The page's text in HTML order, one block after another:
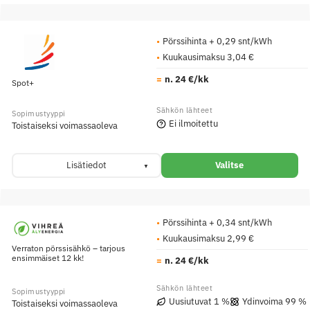
Spot+
Pörssihinta + 0,29 snt/kWh
Kuukausimaksu 3,04 €
n. 24 €/kk
Toistaiseksi voimassaoleva Ei ilmoitettu
Lisätiedot Valitse
Verraton pörssisähkö – tarjous
ensimmäiset 12 kk!
Pörssihinta + 0,34 snt/kWh
Kuukausimaksu 2,99 €
n. 24 €/kk
Toistaiseksi voimassaoleva Uusiutuvat 1 % Ydinvoima 99 %